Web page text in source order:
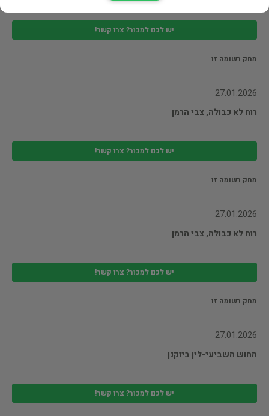
יש לכם למכור? צרו קשר!
מחק רשומה זו
27.01.2026
רוח לא כבולה, צבי הרמן
יש לכם למכור? צרו קשר!
מחק רשומה זו
27.01.2026
רוח לא כבולה, צבי הרמן
יש לכם למכור? צרו קשר!
מחק רשומה זו
27.01.2026
החוש השביעי-לין ביוקנן
יש לכם למכור? צרו קשר!